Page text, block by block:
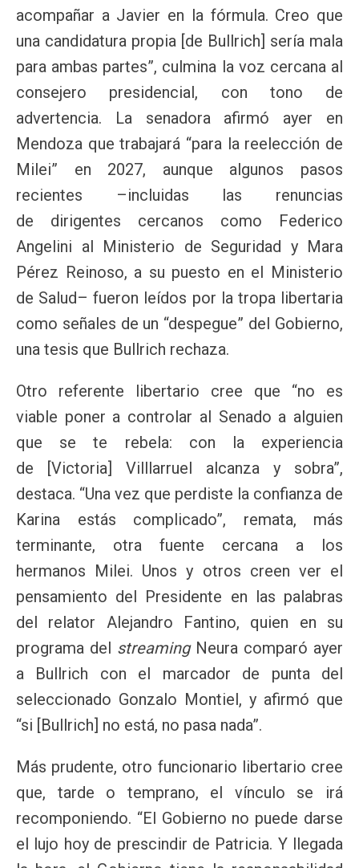
acompañar a Javier en la fórmula. Creo que
una candidatura propia [de Bullrich] sería mala
para ambas partes”, culmina la voz cercana al
consejero presidencial, con tono de
advertencia. La senadora afirmó ayer en
Mendoza que trabajará “para la reelección de
Milei” en 2027, aunque algunos pasos
recientes –incluidas las renuncias
de dirigentes cercanos como Federico
Angelini al Ministerio de Seguridad y Mara
Pérez Reinoso, a su puesto en el Ministerio
de Salud– fueron leídos por la tropa libertaria
como señales de un “despegue” del Gobierno,
una tesis que Bullrich rechaza.
Otro referente libertario cree que “no es
viable poner a controlar al Senado a alguien
que se te rebela: con la experiencia
de [Victoria] Villlarruel alcanza y sobra”,
destaca. “Una vez que perdiste la confianza de
Karina estás complicado”, remata, más
terminante, otra fuente cercana a los
hermanos Milei. Unos y otros creen ver el
pensamiento del Presidente en las palabras
del relator Alejandro Fantino, quien en su
programa del streaming Neura comparó ayer
a Bullrich con el marcador de punta del
seleccionado Gonzalo Montiel, y afirmó que
“si [Bullrich] no está, no pasa nada”.
Más prudente, otro funcionario libertario cree
que, tarde o temprano, el vínculo se irá
recomponiendo. “El Gobierno no puede darse
el lujo hoy de prescindir de Patricia. Y llegada